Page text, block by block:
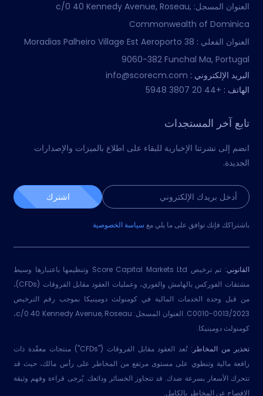
العنوان المسجل: c/0 40 Kennedy Avenue, Roseau,
Commonwealth of Dominica
العنوان الفعلي : Moradias Palheiro Village Est Aeroporto 38
9060-382 Funchal Ma, Portugal
البريد الإلكتروني :
الهاتف : +44 20 3807 5948
تابع آخر المستجدات
انضم إلى نشرتنا الإخبارية للبقاء على اطلاع بالميزات والإصدارات
الجديدة.
اشترك
باشتراكك فإنك توافق على ما يلي مع سياسة الخصوصية
القانوني:
تم ترخيص Score Capital Markets Ltd وتنظيمها باعتبارها وسيط
مشتقات الفوركس بالهامش والفوري، وعمليات العقود مقابل الفروقات (CFDs)،
من قبل وحدة الخدمات المالية في كومنولث دومينيكا بموجب رقم الترخيص
2023/C0010-0013. العنوان المسجل: c/0 40 Kennedy Avenue, Roseau،
كومنولث دومينيكا.
تحذير من المخاطر:
تُعد العقود مقابل الفروقات ("CFDs") منتجات معقّدة ذات
رافعة مالية وتنطوي على مستوى مرتفع من المخاطر على رأس مالك، حيث قد
تتحرك الأسعار بسرعة ضدك. قد تتجاوز الخسائر ودائعك. يُرجى قراءة وفهم وثيقة
الإفصاح عن المخاطر بالكامل.